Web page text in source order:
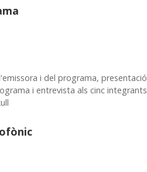
i del programa, presentació
i entrevista als cinc integrants